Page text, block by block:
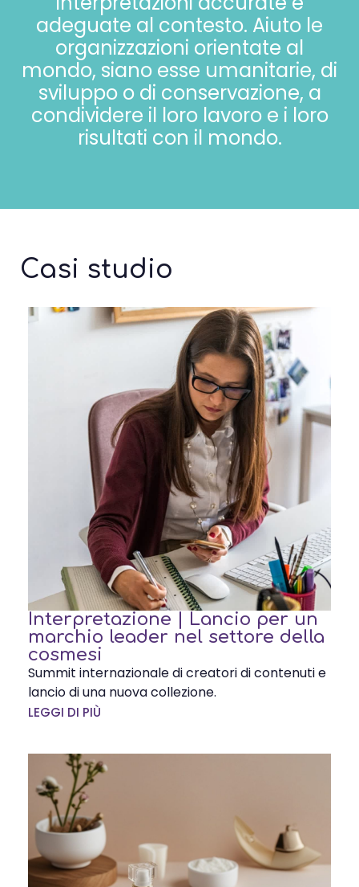
adeguate al contesto. Aiuto le
organizzazioni orientate al
mondo, siano esse umanitarie, di
sviluppo o di conservazione, a
condividere il loro lavoro e i loro
risultati con il mondo.
Casi studio
Interpretazione | Lancio per un
marchio leader nel settore della
cosmesi
Summit internazionale di creatori di contenuti e
lancio di una nuova collezione.
LEGGI DI PIÙ